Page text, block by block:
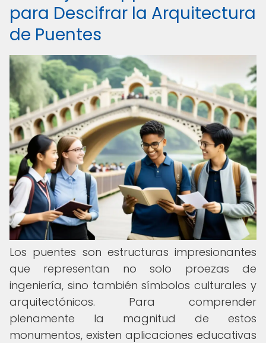
para Descifrar la Arquitectura
de Puentes
Los puentes son estructuras impresionantes
que representan no solo proezas de
ingeniería, sino también símbolos culturales y
arquitectónicos. Para comprender
plenamente la magnitud de estos
monumentos, existen aplicaciones educativas